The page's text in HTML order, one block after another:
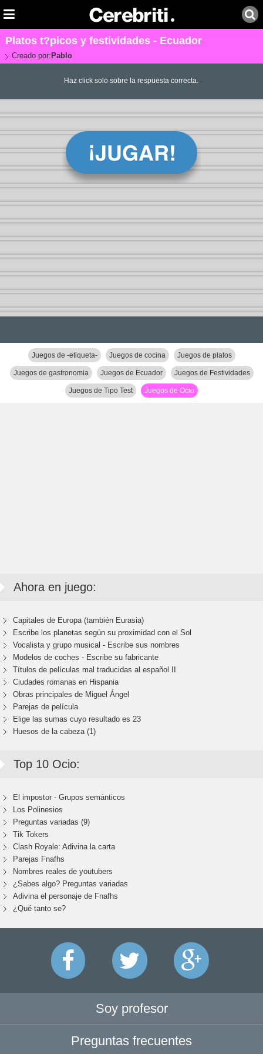
Platos t?picos y festividades - Ecuador
Creado por: Pablo
Haz click solo sobre la respuesta correcta.
Juegos de -etiqueta- Juegos de cocina Juegos de platos
Juegos de gastronomia Juegos de Ecuador Juegos de Festividades
Juegos de Tipo Test Juegos de Ocio
Ahora en juego:
Capitales de Europa (también Eurasia)
Escribe los planetas según su proximidad con el Sol
Vocalista y grupo musical - Escribe sus nombres
Modelos de coches - Escribe su fabricante
Títulos de películas mal traducidas al español II
Ciudades romanas en Hispania
Obras principales de Miguel Ángel
Parejas de película
Elige las sumas cuyo resultado es 23
Huesos de la cabeza (1)
Top 10 Ocio:
El impostor - Grupos semánticos
Los Polinesios
Preguntas variadas (9)
Tik Tokers
Clash Royale: Adivina la carta
Parejas Fnafhs
Nombres reales de youtubers
¿Sabes algo? Preguntas variadas
Adivina el personaje de Fnafhs
¿Qué tanto se?
Soy profesor
Preguntas frecuentes